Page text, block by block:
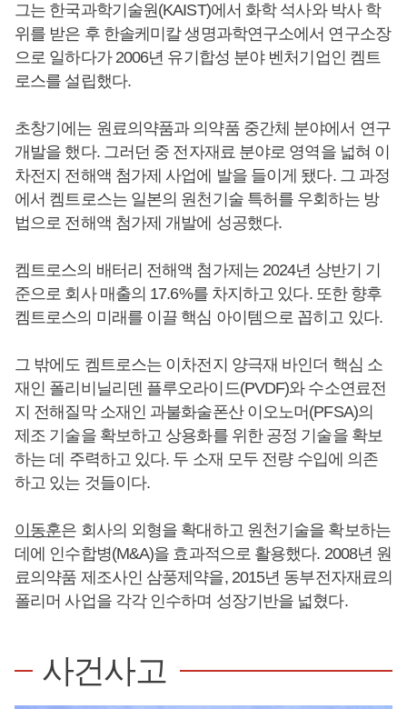
그는 한국과학기술원(KAIST)에서 화학 석사와 박사 학
위를 받은 후 한솔케미칼 생명과학연구소에서 연구소장
으로 일하다가 2006년 유기합성 분야 벤처기업인 켐트
로스를 설립했다.
초창기에는 원료의약품과 의약품 중간체 분야에서 연구
개발을 했다. 그러던 중 전자재료 분야로 영역을 넓혀 이
차전지 전해액 첨가제 사업에 발을 들이게 됐다. 그 과정
에서 켐트로스는 일본의 원천기술 특허를 우회하는 방
법으로 전해액 첨가제 개발에 성공했다.
켐트로스의 배터리 전해액 첨가제는 2024년 상반기 기
준으로 회사 매출의 17.6%를 차지하고 있다. 또한 향후
켐트로스의 미래를 이끌 핵심 아이템으로 꼽히고 있다.
그 밖에도 켐트로스는 이차전지 양극재 바인더 핵심 소
재인 폴리비닐리덴 플루오라이드(PVDF)와 수소연료전
지 전해질막 소재인 과불화술폰산 이오노머(PFSA)의
제조 기술을 확보하고 상용화를 위한 공정 기술을 확보
하는 데 주력하고 있다. 두 소재 모두 전량 수입에 의존
하고 있는 것들이다.
이동훈은 회사의 외형을 확대하고 원천기술을 확보하는
데에 인수합병(M&A)을 효과적으로 활용했다. 2008년 원
료의약품 제조사인 삼풍제약을, 2015년 동부전자재료의
폴리머 사업을 각각 인수하며 성장기반을 넓혔다.
사건사고